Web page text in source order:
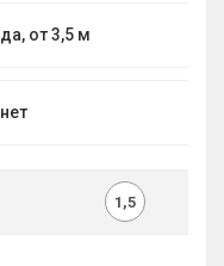
да, от 3,5 м
нет
1,5